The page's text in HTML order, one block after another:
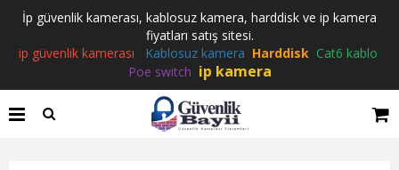
İp güvenlik kamerası, kablosuz kamera, harddisk ve ip kamera
fiyatları satış sitesi.
ip güvenlik kamerası
Kablosuz kamera Harddisk Cat6 kablo
Poe switch ip kamera